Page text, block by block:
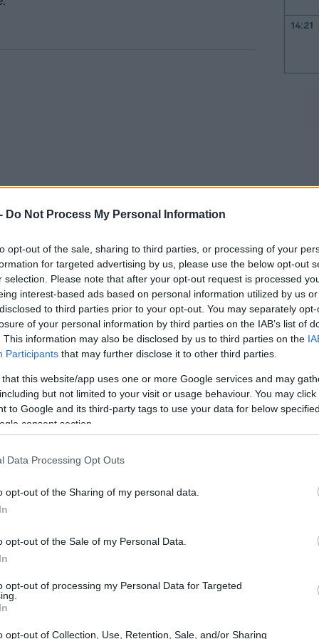
Do Not Process My Personal Information
opt-out of the sale, sharing to third parties, or processing of your
for targeted advertising by us, please use the below opt-out
selection. Please note that after your opt-out request is processed
interest-based ads based on personal information utilized by us
to third parties prior to your opt-out. You may separately
of your personal information by third parties on the IAB’s list of
This information may also be disclosed by us to third parties on the
Participants that may further disclose it to other third parties.
that this website/app uses one or more Google services and may
but not limited to your visit or usage behaviour. You may
to Google and its third-party tags to use your data for below
consent section.
Data Processing Opt Outs
opt-out of the Sharing of my personal data.
opt-out of the Sale of my Personal Data.
opt-out of processing my Personal Data for Targeted
opt-out of Collection, Use, Retention, Sale, and/or Sharing
χθες Πέμπτη το βράδυ,
την πόρτα του διαμερίσματος
να ανακοινώνουν την παρουσία τους
προς το σαλόνι, όπου άνδρας είναι
με κουβέρτα. Όταν πάει να
χέρι, αστυνομικός τον πυροβολεί
οι αρχές διαβεβαίωσαν πως «σχεδόν
τους, οι αστυνομικοί βρέθηκαν
πιστόλι στραμμένο προς την
14:21
12:56
12:50
12:34
12:21